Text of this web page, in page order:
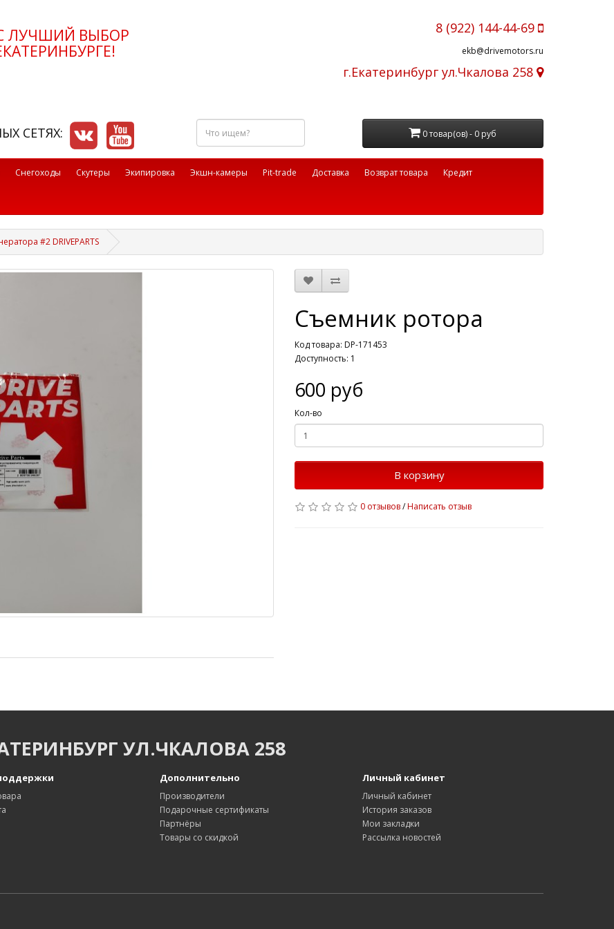
ЛУЧШИЙ ВЫБОР
8 (922) 144-44-69
ekb@drivemotors.ru
г.Екатеринбург ул.Чкалова 258
СЕТЯХ:
Что
ищем?
0 товар(ов) - 0 руб
Снегоходы Скутеры Экипировка Экшн-камеры Pit-trade Доставка Возврат товара Кредит
#2 DRIVEPARTS
Съемник ротора
Код товара: DP-171453
Доступность: 1
600 руб
Кол-во
В корзину
0 отзывов/Написать отзыв
УЛ.ЧКАЛОВА 258
Дополнительно
Производители
Подарочные сертификаты
Партнёры
Товары со скидкой
Личный кабинет
Личный кабинет
История заказов
Мои закладки
Рассылка новостей